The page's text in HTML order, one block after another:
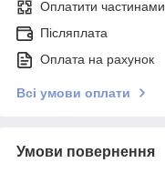
Оплатити частинами
Післяплата
Оплата на рахунок
Всі умови оплати
Умови повернення